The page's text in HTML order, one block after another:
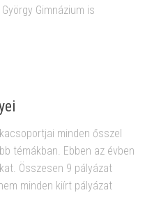
Gimnázium is
minden ősszel
témákban. Ebben az évben
Összesen 9 pályázat
minden kiírt pályázat